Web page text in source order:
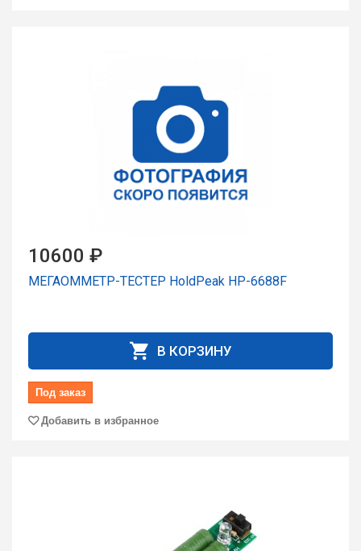
10600 ₽
МЕГАОММЕТР-ТЕСТЕР HoldPeak HP-6688F
В КОРЗИНУ
Под заказ
Добавить в избранное